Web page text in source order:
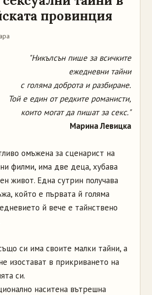
провинция
"Никълсън пише за всичките
ежедневни тайни
с голяма доброта и разбиране.
Той е един от редките романисти,
които могат да пишат за секс."
Марина Левицка
омъжена за сценарист на
филми, има две деца, хубава
живот. Една сутрин получава
който е първата й голяма
й вече е тайнствено
си има своите малки тайни, а
изостават в прикриването на
си.
наситена вътрешна